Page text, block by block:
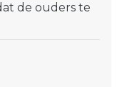
de ouders te